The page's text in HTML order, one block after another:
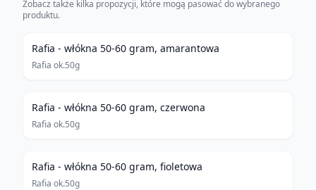
Zobacz także kilka propozycji, które mogą pasować do wybranego
produktu.
Rafia - włókna 50-60 gram, amarantowa
Rafia ok.50g
Rafia - włókna 50-60 gram, czerwona
Rafia ok.50g
Rafia - włókna 50-60 gram, fioletowa
Rafia ok.50g